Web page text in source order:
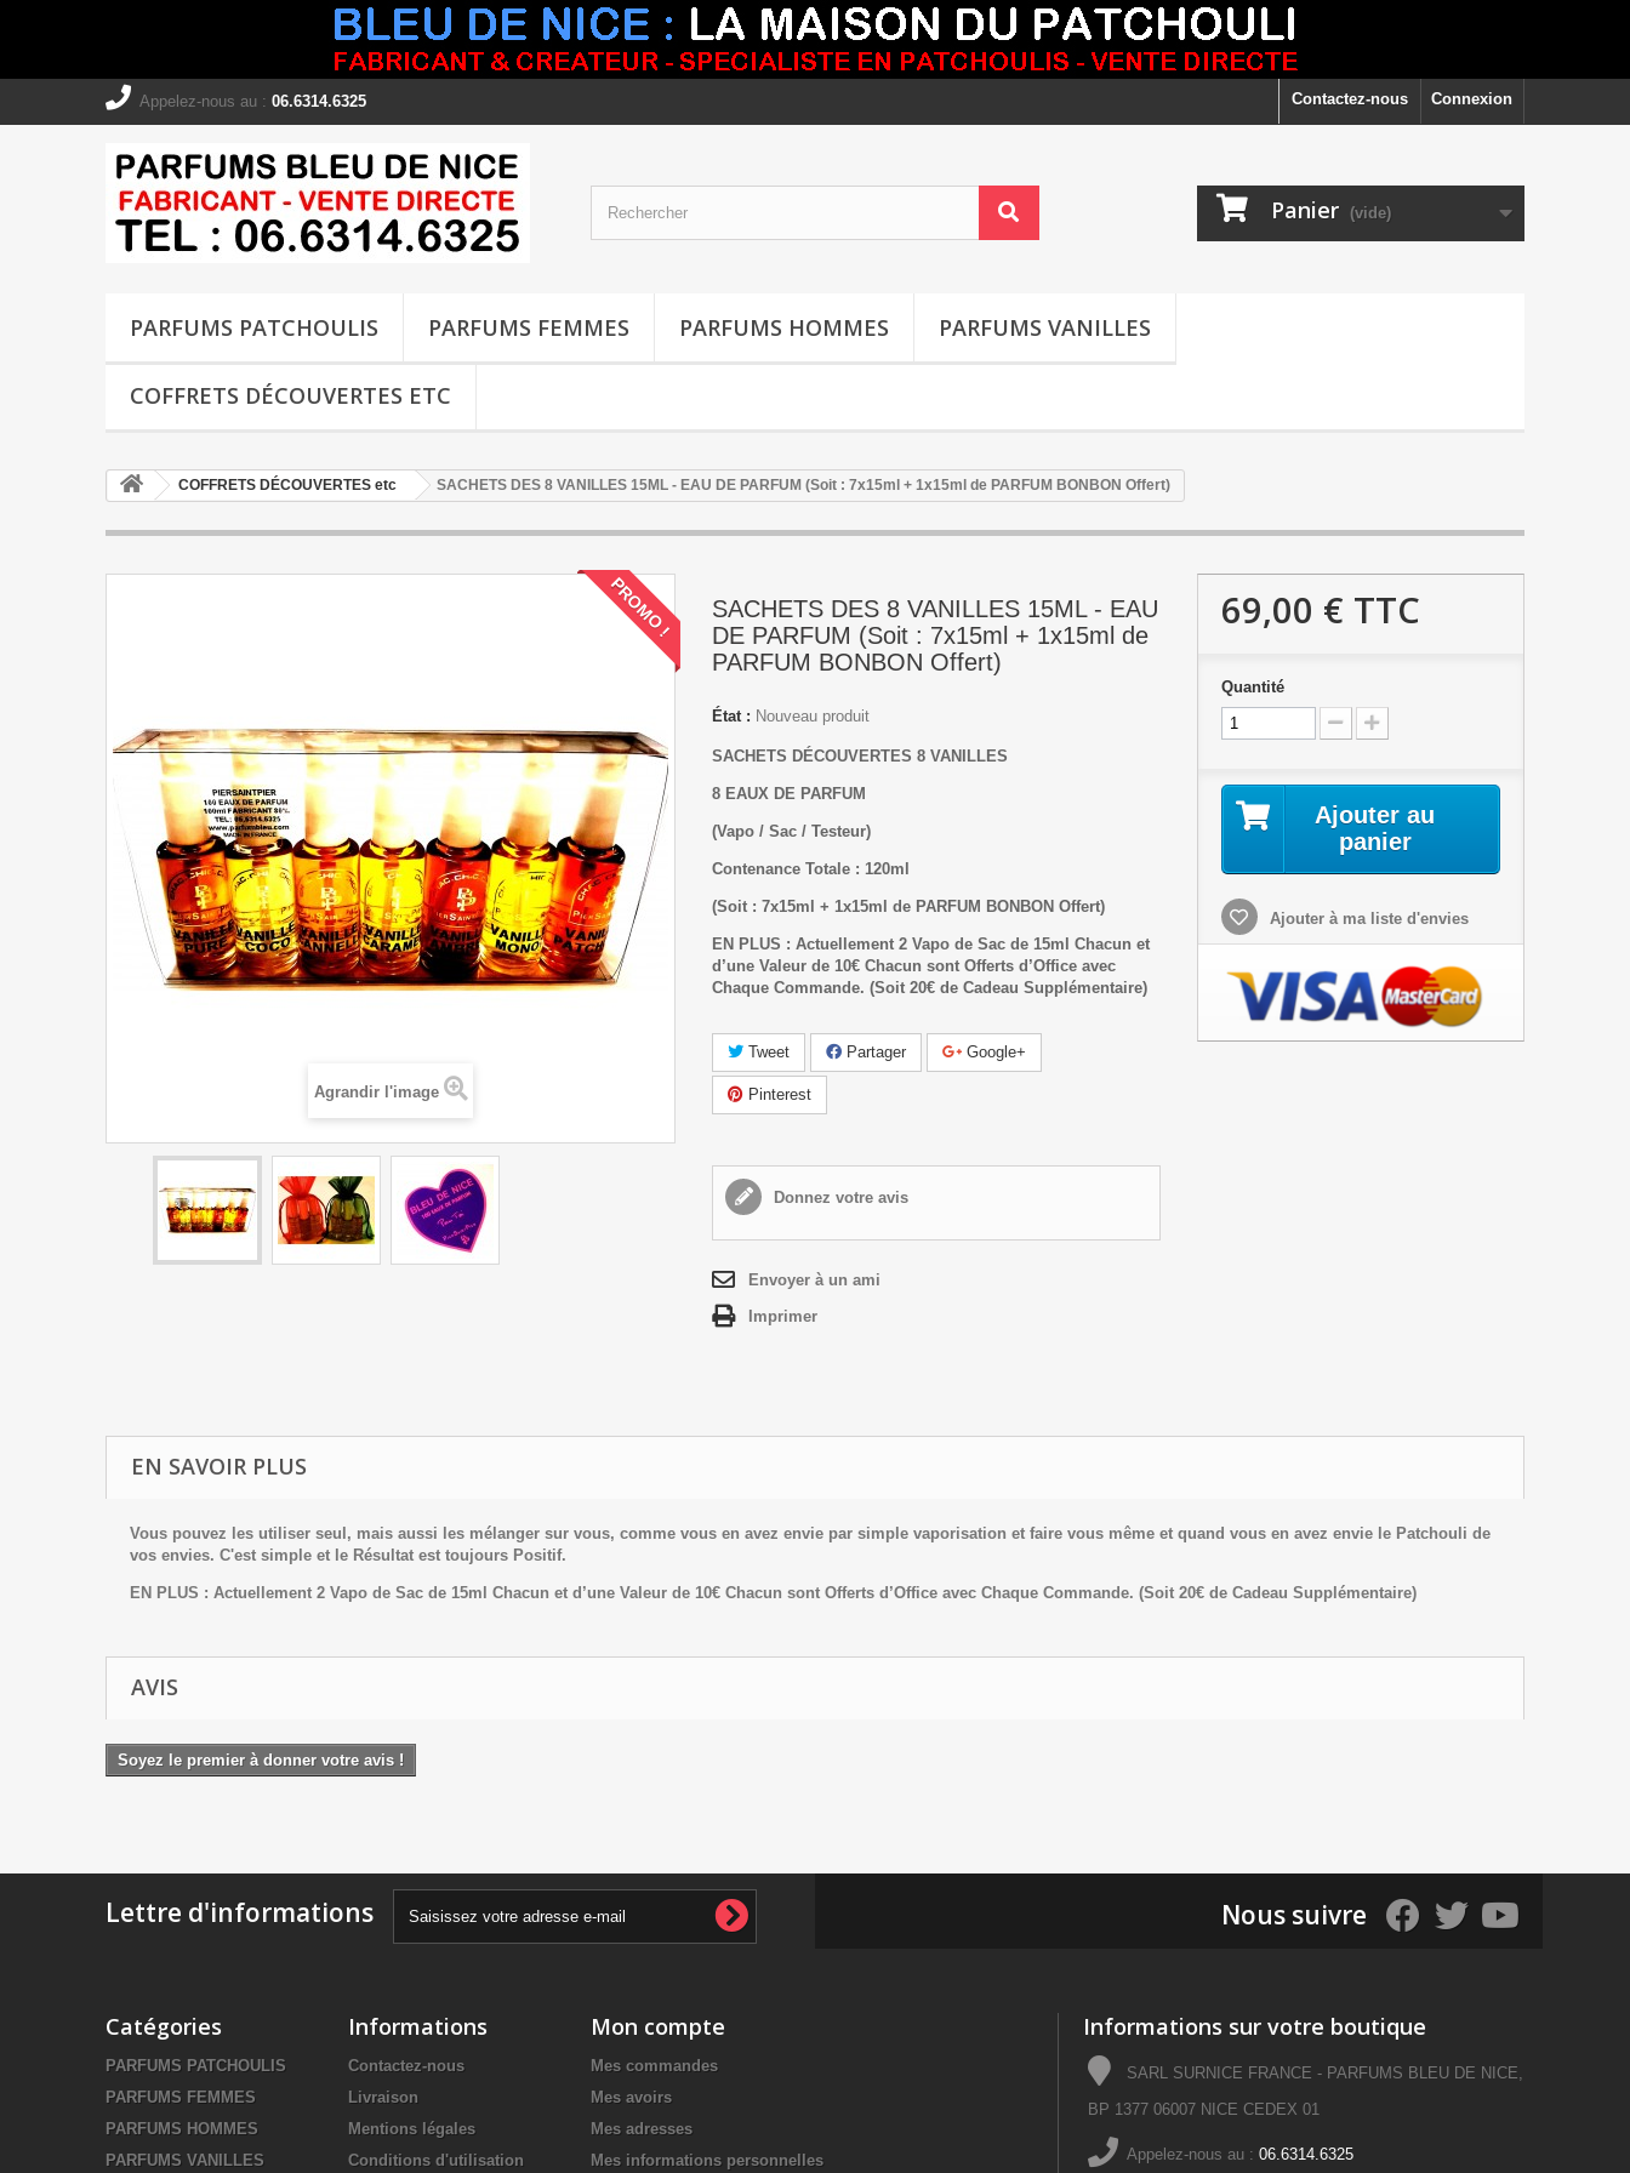
Connexion
Contactez-nous
Appelez-nous au : 06.6314.6325
Panier (vide)
PARFUMS PATCHOULIS PARFUMS FEMMES PARFUMS HOMMES PARFUMS VANILLES
COFFRETS DÉCOUVERTES ETC
COFFRETS DÉCOUVERTES etc SACHETS DES 8 VANILLES 15ML - EAU DE PARFUM (Soit : 7x15ml + 1x15ml de PARFUM BONBON Offert)
PROMO !
Agrandir l'image
SACHETS DES 8 VANILLES 15ML - EAU
DE PARFUM (Soit : 7x15ml + 1x15ml de
PARFUM BONBON Offert)
État : Nouveau produit
SACHETS DÉCOUVERTES 8 VANILLES
8 EAUX DE PARFUM
(Vapo / Sac / Testeur)
Contenance Totale : 120ml
(Soit : 7x15ml + 1x15ml de PARFUM BONBON Offert)
EN PLUS : Actuellement 2 Vapo de Sac de 15ml Chacun et
d’une Valeur de 10€ Chacun sont Offerts d’Office avec
Chaque Commande. (Soit 20€ de Cadeau Supplémentaire)
Tweet Partager Google+
Pinterest
Donnez votre avis
Envoyer à un ami
Imprimer
69,00 € TTC
Quantité
Ajouter au
panier
Ajouter à ma liste d'envies
EN SAVOIR PLUS
Vous pouvez les utiliser seul, mais aussi les mélanger sur vous, comme vous en avez envie par simple vaporisation et faire vous même et quand vous en avez envie le Patchouli de
vos envies. C'est simple et le Résultat est toujours Positif.
EN PLUS : Actuellement 2 Vapo de Sac de 15ml Chacun et d’une Valeur de 10€ Chacun sont Offerts d’Office avec Chaque Commande. (Soit 20€ de Cadeau Supplémentaire)
AVIS
Soyez le premier à donner votre avis !
Lettre d'informations Nous suivre
Catégories
PARFUMS PATCHOULIS
PARFUMS FEMMES
PARFUMS HOMMES
PARFUMS VANILLES
Informations
Contactez-nous
Livraison
Mentions légales
Conditions d'utilisation
Mon compte
Mes commandes
Mes avoirs
Mes adresses
Mes informations personnelles
Informations sur votre boutique
SARL SURNICE FRANCE - PARFUMS BLEU DE NICE,
BP 1377 06007 NICE CEDEX 01
Appelez-nous au : 06.6314.6325